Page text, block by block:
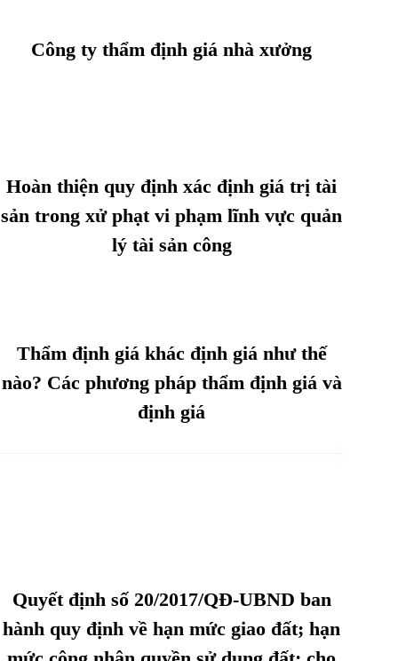
Công ty thẩm định giá nhà xưởng
Hoàn thiện quy định xác định giá trị tài
sản trong xử phạt vi phạm lĩnh vực quản
lý tài sản công
Thẩm định giá khác định giá như thế
nào? Các phương pháp thẩm định giá và
định giá
Quyết định số 20/2017/QĐ-UBND ban
hành quy định về hạn mức giao đất; hạn